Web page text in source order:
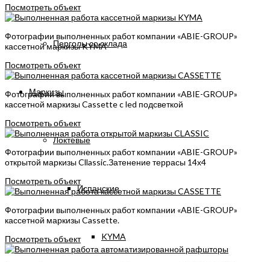
Перголы со склада
Маркизы
Локтевые
Испанские
KYMA
Посмотреть объект
Фотографии выполненных работ компании «ABIE-GROUP»
кассетной маркизы KYMA
Посмотреть объект
Фотографии выполненных работ компании «ABIE-GROUP»
кассетной маркизы Cassette c led подсветкой
Посмотреть объект
Фотографии выполненных работ компании «ABIE-GROUP»
открытой маркизы Cllassic.Затенение террасы 14х4
Посмотреть объект
Фотографии выполненных работ компании «ABIE-GROUP»
кассетной маркизы Cassette.
Посмотреть объект